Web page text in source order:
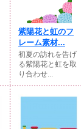
紫陽花と虹のフ
レーム素材...
初夏の訪れを告げ
る紫陽花と虹を取
り合わせ...